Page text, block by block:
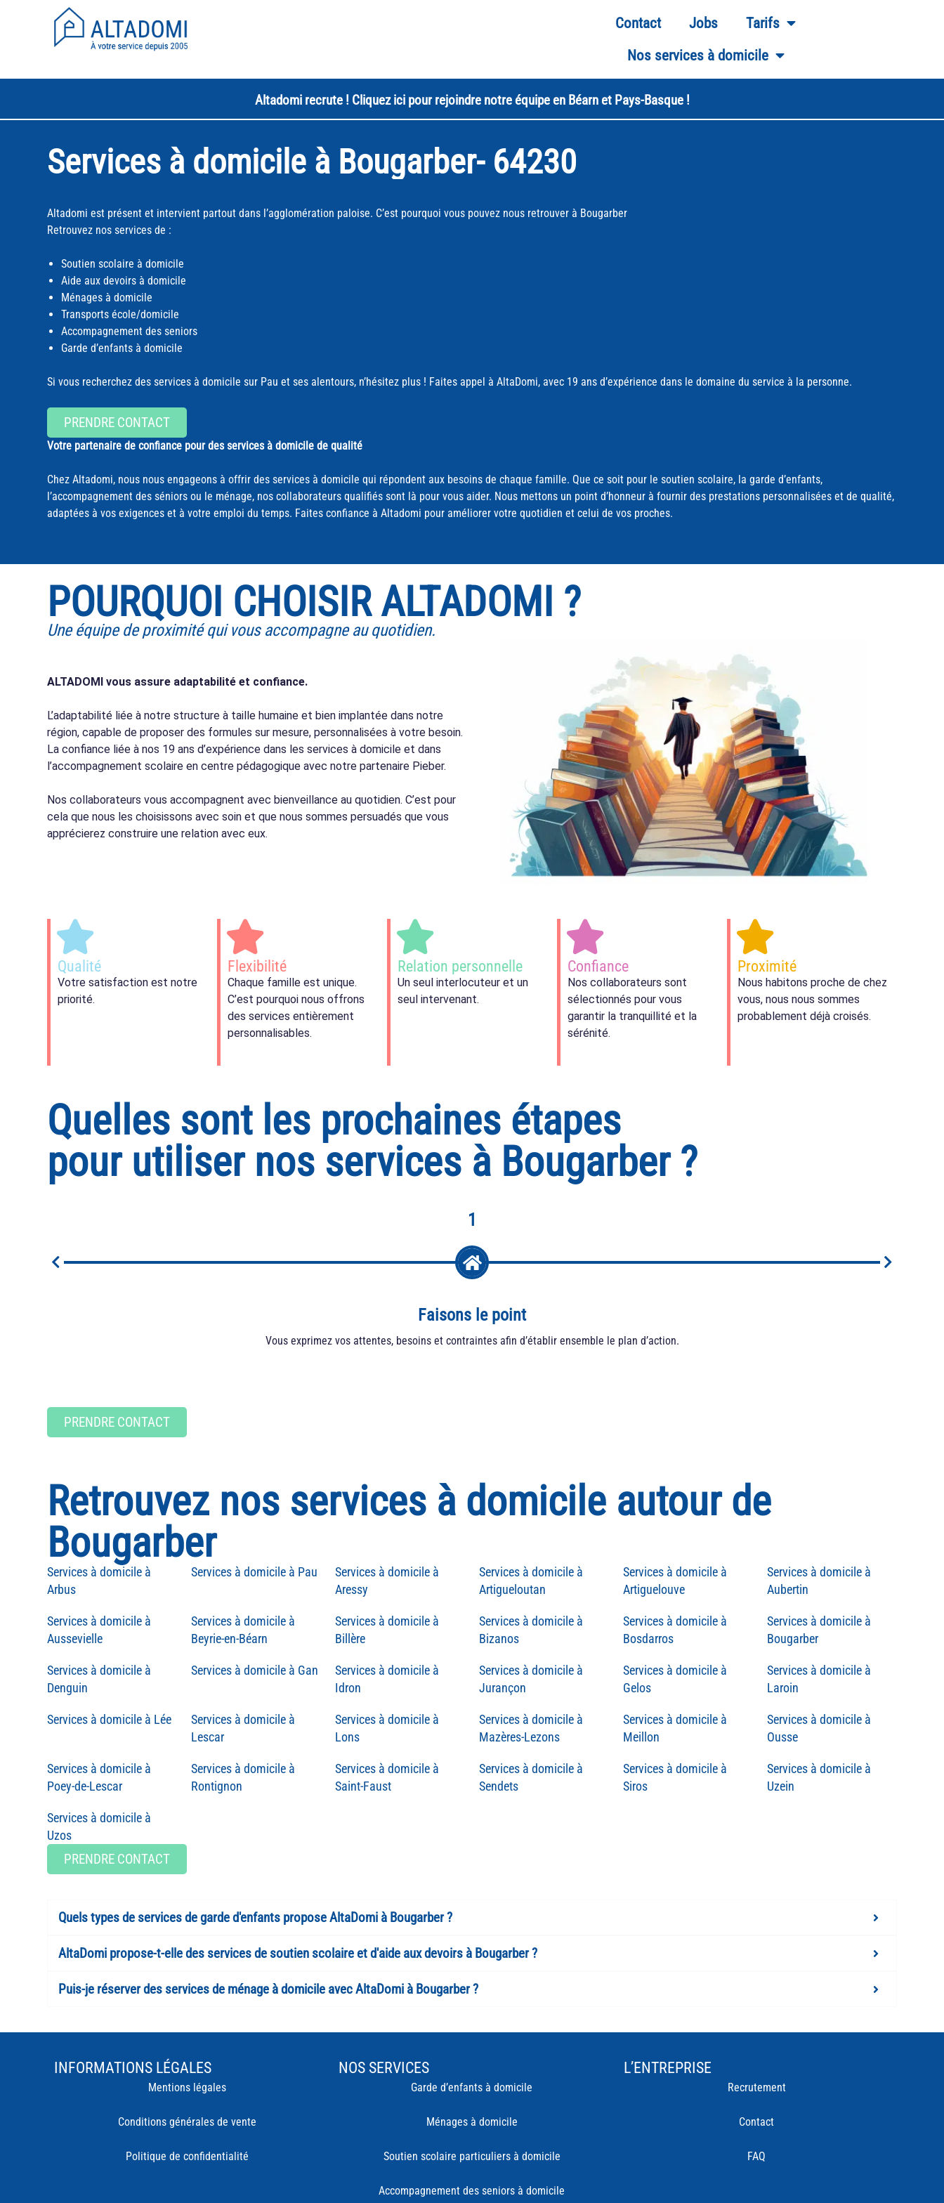
Contact Jobs
Tarifs
Nos services à domicile
Altadomi recrute ! Cliquez ici pour rejoindre notre équipe en Béarn et Pays-Basque !
Services à domicile à Bougarber- 64230
Altadomi est présent et intervient partout dans l’agglomération paloise. C’est pourquoi vous pouvez nous retrouver à Bougarber
Retrouvez nos services de :
Soutien scolaire à domicile
Aide aux devoirs à domicile
Ménages à domicile
Transports école/domicile
Accompagnement des seniors
Garde d’enfants à domicile
Si vous recherchez des services à domicile sur Pau et ses alentours, n’hésitez plus ! Faites appel à AltaDomi, avec 19 ans d’expérience dans le domaine du service à la personne.
PRENDRE CONTACT
Votre partenaire de confiance pour des services à domicile de qualité
Chez Altadomi, nous nous engageons à offrir des services à domicile qui répondent aux besoins de chaque famille. Que ce soit pour le soutien scolaire, la garde d’enfants,
l’accompagnement des séniors ou le ménage, nos collaborateurs qualifiés sont là pour vous aider. Nous mettons un point d’honneur à fournir des prestations personnalisées et de qualité,
adaptées à vos exigences et à votre emploi du temps. Faites confiance à Altadomi pour améliorer votre quotidien et celui de vos proches.
POURQUOI CHOISIR ALTADOMI ?
Une équipe de proximité qui vous accompagne au quotidien.
ALTADOMI vous assure adaptabilité et confiance.
L’adaptabilité liée à notre structure à taille humaine et bien implantée dans notre
région, capable de proposer des formules sur mesure, personnalisées à votre besoin.
La confiance liée à nos 19 ans d’expérience dans les services à domicile et dans
l’accompagnement scolaire en centre pédagogique avec notre partenaire Pieber.
Nos collaborateurs vous accompagnent avec bienveillance au quotidien. C’est pour
cela que nous les choisissons avec soin et que nous sommes persuadés que vous
apprécierez construire une relation avec eux.
Qualité
Votre satisfaction est notre
priorité.
Flexibilité
Chaque famille est unique.
C’est pourquoi nous offrons
des services entièrement
personnalisables.
Relation personnelle
Un seul interlocuteur et un
seul intervenant.
Confiance
Nos collaborateurs sont
sélectionnés pour vous
garantir la tranquillité et la
sérénité.
Proximité
Nous habitons proche de chez
vous, nous nous sommes
probablement déjà croisés.
Quelles sont les prochaines étapes
pour utiliser nos services à Bougarber ?
1
Faisons le point
Vous exprimez vos attentes, besoins et contraintes afin d’établir ensemble le plan d’action.
PRENDRE CONTACT
Retrouvez nos services à domicile autour de
Bougarber
Arbus
Pau
Aressy
Artigueloutan Artiguelouve Aubertin
Aussevielle Beyrie-en-Béarn Billère Bizanos Bosdarros Bougarber
Denguin
Gan
Idron
Jurançon Gelos Laroin
Lée
Lescar
Lons Mazères-Lezons Meillon Ousse
Poey-de-Lescar Rontignon Saint-Faust Sendets Siros Uzein
Uzos
PRENDRE CONTACT
Quels types de services de garde d'enfants propose AltaDomi à Bougarber ?
AltaDomi propose-t-elle des services de soutien scolaire et d'aide aux devoirs à Bougarber ?
Puis-je réserver des services de ménage à domicile avec AltaDomi à Bougarber ?
INFORMATIONS LÉGALES
Mentions légales
Conditions générales de vente
Politique de confidentialité
NOS SERVICES
Garde d’enfants à domicile
Ménages à domicile
Soutien scolaire particuliers à domicile
Accompagnement des seniors à domicile
L’ENTREPRISE
Recrutement
Contact
FAQ